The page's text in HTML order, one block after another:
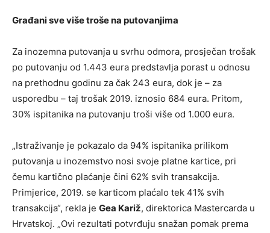
Građani sve više troše na putovanjima
Za inozemna putovanja u svrhu odmora, prosječan trošak
po putovanju od 1.443 eura predstavlja porast u odnosu
na prethodnu godinu za čak 243 eura, dok je – za
usporedbu – taj trošak 2019. iznosio 684 eura. Pritom,
30% ispitanika na putovanju troši više od 1.000 eura.
„Istraživanje je pokazalo da 94% ispitanika prilikom
putovanja u inozemstvo nosi svoje platne kartice, pri
čemu kartično plaćanje čini 62% svih transakcija.
Primjerice, 2019. se karticom plaćalo tek 41% svih
transakcija“, rekla je Gea Kariž, direktorica Mastercarda u
Hrvatskoj. „Ovi rezultati potvrđuju snažan pomak prema